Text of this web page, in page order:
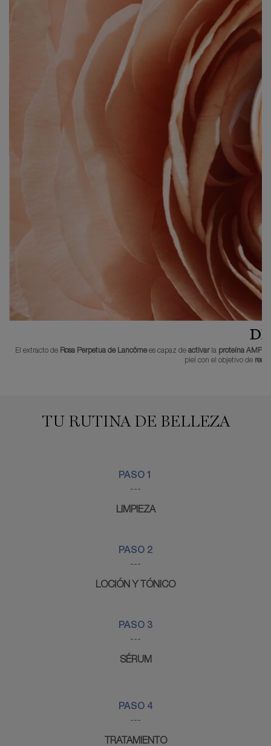
El extracto de Rosa Perpetua de Lancômees capaz de activarla proteína AMPK
piel con el objetivo de
TU RUTINA DE BELLEZA
PASO 1
---
LIMPIEZA
PASO 2
---
LOCIÓN Y TÓNICO
PASO 3
---
SÉRUM
PASO 4
---
TRATAMIENTO